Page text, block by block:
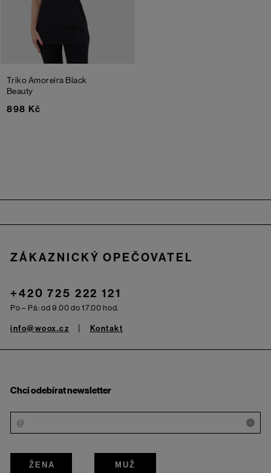
Triko Amoreira Black
Beauty
898 Kč
ZÁKAZNICKÝ OPEČOVATEL
+420 725 222 121
Po – Pá: od 9.00 do 17.00 hod.
info@woox.cz Kontakt
Chci odebírat newsletter
i
ŽENA MUŽ